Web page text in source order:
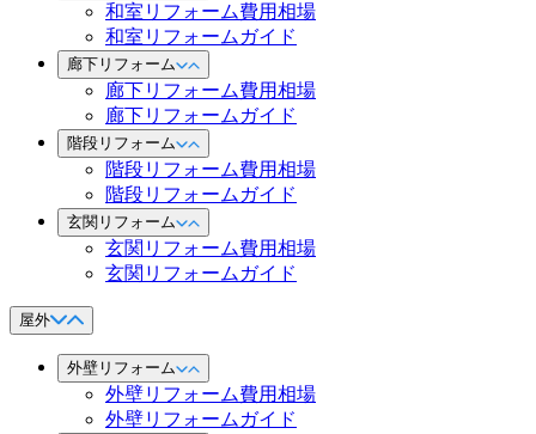
和室リフォーム費用相場
和室リフォームガイド
廊下リフォーム
廊下リフォーム費用相場
廊下リフォームガイド
階段リフォーム
階段リフォーム費用相場
階段リフォームガイド
玄関リフォーム
玄関リフォーム費用相場
玄関リフォームガイド
屋外
外壁リフォーム
外壁リフォーム費用相場
外壁リフォームガイド